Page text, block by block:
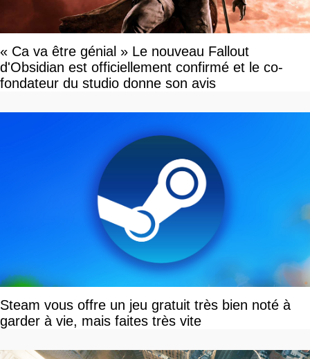
« Ca va être génial » Le nouveau Fallout
d'Obsidian est officiellement confirmé et le co-
fondateur du studio donne son avis
Steam vous offre un jeu gratuit très bien noté à
garder à vie, mais faites très vite